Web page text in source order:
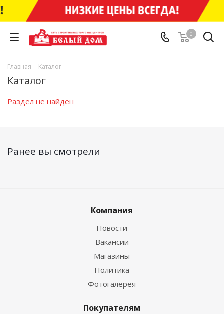
0
Главная - Каталог -
Каталог
Раздел не найден
Ранее вы смотрели
Компания
Новости
Вакансии
Магазины
Политика
Фотогалерея
Покупателям